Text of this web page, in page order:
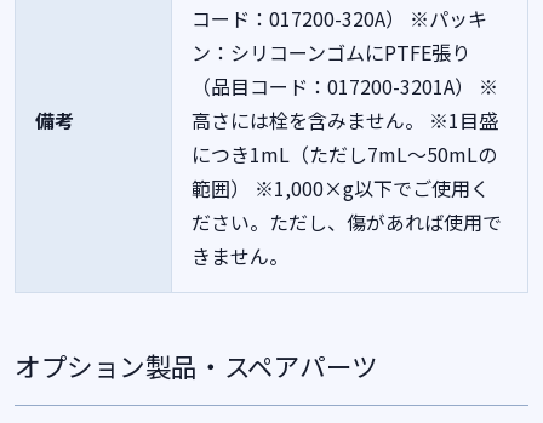
備考
コード：017200-320A）
※パッキ
ン：シリコーンゴムにPTFE張り
（品目コード：017200-3201A）
※
高さには栓を含みません。
※1目盛
につき1mL（ただし7mL～50mLの
範囲）
※1,000×g以下でご使用く
ださい。ただし、傷があれば使用で
きません。
オプション製品・スペアパーツ